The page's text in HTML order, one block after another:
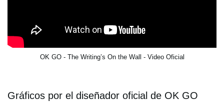
OK GO - The Writing’s On the Wall - Video Oficial
Gráficos por el diseñador oficial de OK GO